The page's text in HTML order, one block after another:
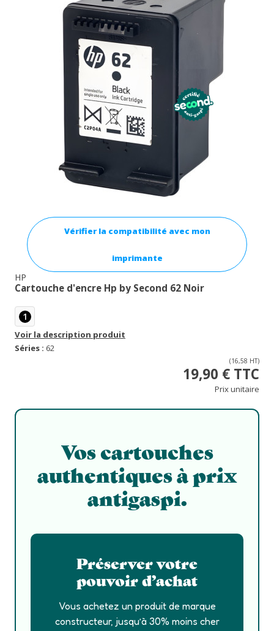
Vérifier la compatibilité avec mon
imprimante
HP
Cartouche d'encre Hp by Second 62 Noir
1
Voir la description produit
Séries : 62
(16,58 HT)
19,90 € TTC
Prix unitaire
Vos cartouches
authentiques à prix
antigaspi.
Préserver votre
pouvoir d’achat
Vous achetez un produit de marque
constructeur, jusqu’à 30% moins cher